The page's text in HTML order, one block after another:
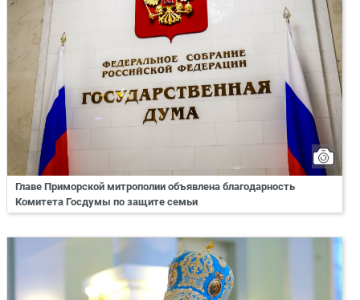
Главе Приморской митрополии объявлена благодарность
Комитета Госдумы по защите семьи